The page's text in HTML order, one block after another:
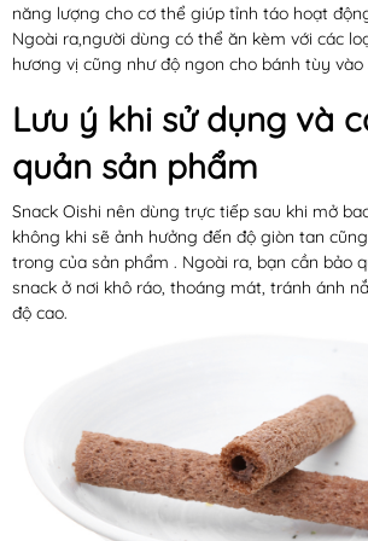
năng lượng cho cơ thể giúp tỉnh táo hoạt
Ngoài ra,người dùng có thể ăn kèm với các
hương vị cũng như độ ngon cho bánh tùy vào
Lưu ý khi sử dụng và
quản sản phẩm
Snack Oishi nên dùng trực tiếp sau khi mở
không khi sẽ ảnh hưởng đến độ giòn tan
trong của sản phẩm . Ngoài ra, bạn cần bảo
snack ở nơi khô ráo, thoáng mát, tránh ánh
độ cao.